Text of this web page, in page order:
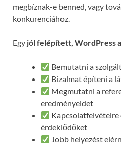
megbíznak-e benned, vagy
konkurenciához.
Egy jól felépített, WordPress
Bemutatni a
Bizalmat építeni a
Megmutatni a
eredményeidet
Kapcsolatfelvételre
érdeklődőket
Jobb helyezést